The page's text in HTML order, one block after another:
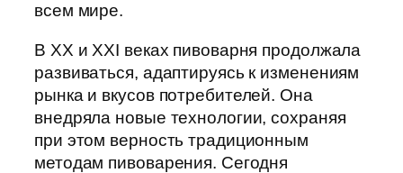
всем мире.
В XX и XXI веках пивоварня продолжала
развиваться, адаптируясь к изменениям
рынка и вкусов потребителей. Она
внедряла новые технологии, сохраняя
при этом верность традиционным
методам пивоварения. Сегодня